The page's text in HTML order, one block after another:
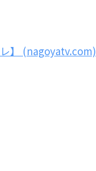
】 (nagoyatv.com)